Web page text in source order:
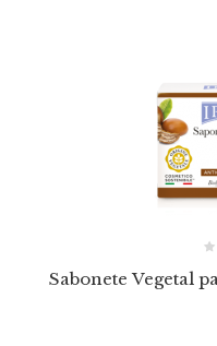
Sabonete Vegetal